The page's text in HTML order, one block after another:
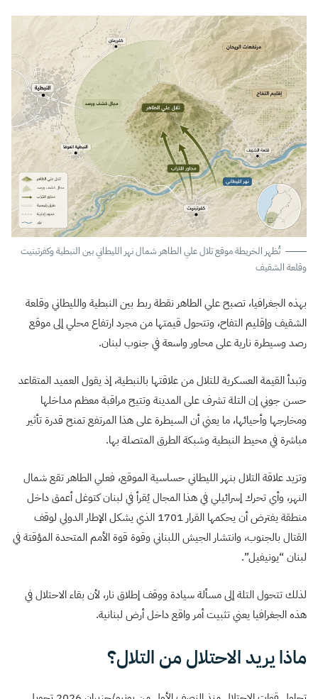
تُظهر الخريطة موقع تلال علي الطاهر شمال نهر الليطاني بين النبطية وكفرتبنيت
وقلعة الشقيف
بهذه الجغرافيا، تصبح علي الطاهر نقطة ربط بين النبطية والليطاني وقلعة
الشقيف وإقليم التفاح، وتتحول قيمتها من مجرد ارتفاع محلي إلى موقع
رصد وسيطرة نارية على محاور واسعة في جنوب لبنان.
وتبدأ القيمة العسكرية للتلال من علاقتها بالنبطية، إذ يقول العميد المتقاعد
حسن جوني إن التلة تشرف على المدينة وتتيح مراقبة معظم مداخلها
ومخارجها وأحيائها، ما يعني أن السيطرة على هذا المرتفع تمنح قدرة تأثير
مباشرة في محيط النبطية وشبكة الطرق المتصلة بها.
وتزيد علاقة التلال بنهر الليطاني حساسية الموقع، فعلي الطاهر تقع شمال
النهر، وأي تحرك إسرائيلي في هذا المجال يُقرأ في لبنان كتوغل أعمق داخل
منطقة يفترض أن يحكمها القرار 1701 الذي يشكل الإطار الدولي لوقف
القتال بالجنوب، وانتشار الجيش اللبناني وقوة قوة الأمم المتحدة المؤقتة في
لبنان “يونيفيل”.
لذلك تتحول التلة إلى مسألة سيادة ووقف إطلاق نار، لأن بقاء الاحتلال في
هذه الجغرافيا يعني تثبيت أمر واقع داخل أرض لبنانية.
ماذا يريد الاحتلال من التلال؟